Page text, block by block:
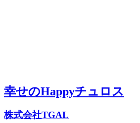
幸せのHappyチュロス
株式会社TGAL